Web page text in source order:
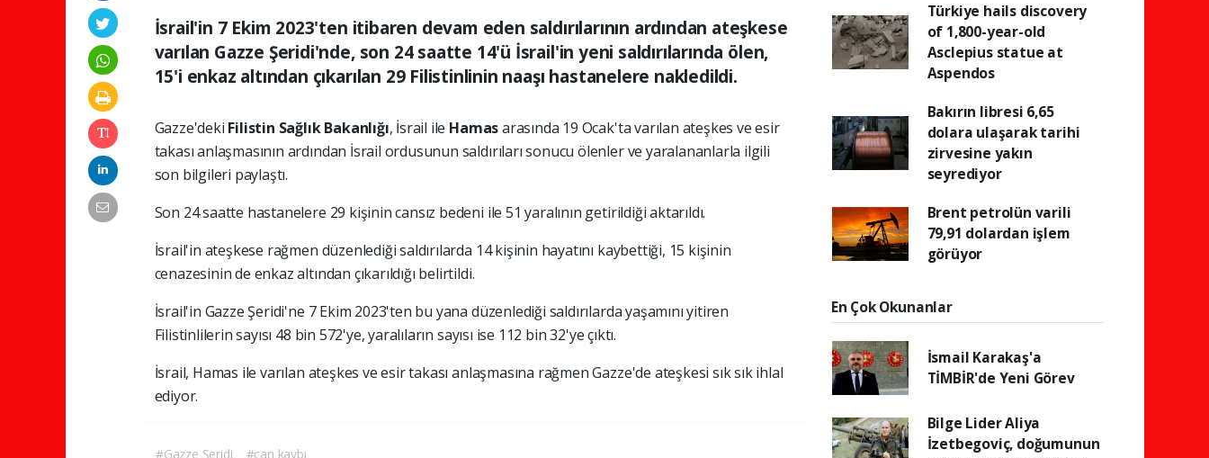
İsrail'in 7 Ekim 2023'ten itibaren devam eden saldırılarının ardından ateşkese
varılan Gazze Şeridi'nde, son 24 saatte 14'ü İsrail'in yeni saldırılarında ölen,
15'i enkaz altından çıkarılan 29 Filistinlinin naaşı hastanelere nakledildi.
Gazze'deki Filistin Sağlık Bakanlığı, İsrail ile Hamasarasında 19 Ocak'ta varılan ateşkes ve esir
takası anlaşmasının ardından İsrail ordusunun saldırıları sonucu ölenler ve yaralananlarla ilgili
son bilgileri paylaştı.
Son 24 saatte hastanelere 29 kişinin cansız bedeni ile 51 yaralının getirildiği aktarıldı.
İsrail'in ateşkese rağmen düzenlediği saldırılarda 14 kişinin hayatını kaybettiği, 15 kişinin
cenazesinin de enkaz altından çıkarıldığı belirtildi.
İsrail'in Gazze Şeridi'ne 7 Ekim 2023'ten bu yana düzenlediği saldırılarda yaşamını yitiren
Filistinlilerin sayısı 48 bin 572'ye, yaralıların sayısı ise 112 bin 32'ye çıktı.
İsrail, Hamas ile varılan ateşkes ve esir takası anlaşmasına rağmen Gazze'de ateşkesi sık sık ihlal
ediyor.
#Gazze Şeridi #can kaybı
Türkiye hails discovery
of 1,800-year-old
Asclepius statue at
Aspendos
Bakırın libresi 6,65
dolara ulaşarak tarihi
zirvesine yakın
seyrediyor
Brent petrolün varili
79,91 dolardan işlem
görüyor
En Çok Okunanlar
İsmail Karakaş'a
TİMBİR'de Yeni Görev
Bilge Lider Aliya
İzetbegoviç, doğumunun